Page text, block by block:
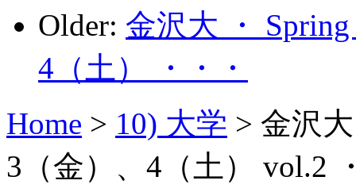
Older: 金沢大 ・
4（土） ・・・
Home > 10) 大学 > 金沢
3（金）、4（土） vol.2